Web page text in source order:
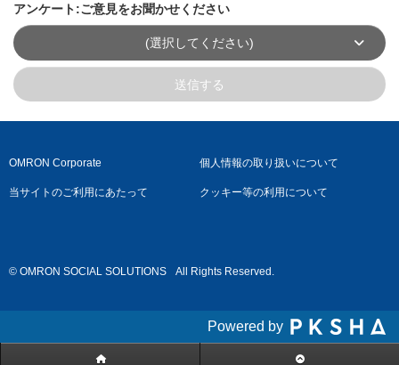
アンケート:ご意見をお聞かせください
(選択してください)
送信する
OMRON Corporate 個人情報の取り扱いについて
当サイトのご利用にあたって クッキー等の利用について
© OMRON SOCIAL SOLUTIONS All Rights Reserved.
Powered by